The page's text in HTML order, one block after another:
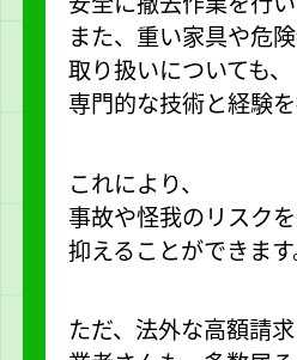
また、重い家具や危
取り扱いについても、
専門的な技術と経験を
これにより、
事故や怪我のリスク
抑えることができま
ただ、法外な高額請